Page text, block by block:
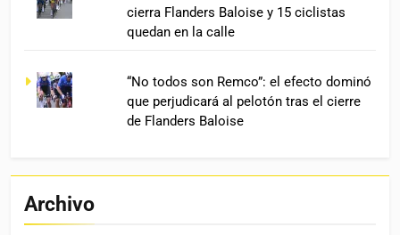
cierra Flanders Baloise y 15 ciclistas
quedan en la calle
“No todos son Remco”: el efecto dominó
que perjudicará al pelotón tras el cierre
de Flanders Baloise
Archivo